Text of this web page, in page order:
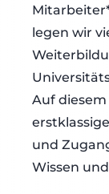
legen wir
Auf
und
Wissen